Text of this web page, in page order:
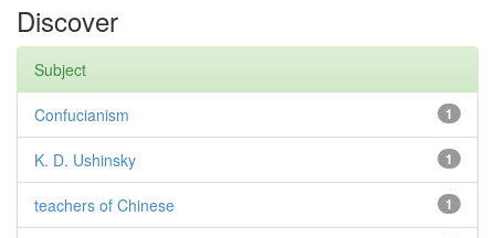
Discover
Subject
1
Confucianism
1
K. D. Ushinsky
1
teachers of Chinese